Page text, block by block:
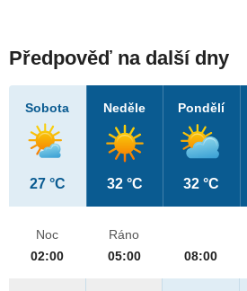
Předpověď na další dny
Sobota
27 °C
Neděle
32 °C
Pondělí
32 °C
Noc
02:00
Ráno
05:00
08:00